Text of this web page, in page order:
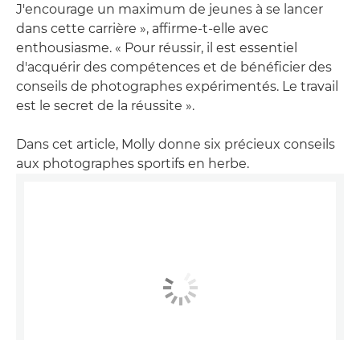
J'encourage un maximum de jeunes à se lancer
dans cette carrière », affirme-t-elle avec
enthousiasme. « Pour réussir, il est essentiel
d'acquérir des compétences et de bénéficier des
conseils de photographes expérimentés. Le travail
est le secret de la réussite ».
Dans cet article, Molly donne six précieux conseils
aux photographes sportifs en herbe.